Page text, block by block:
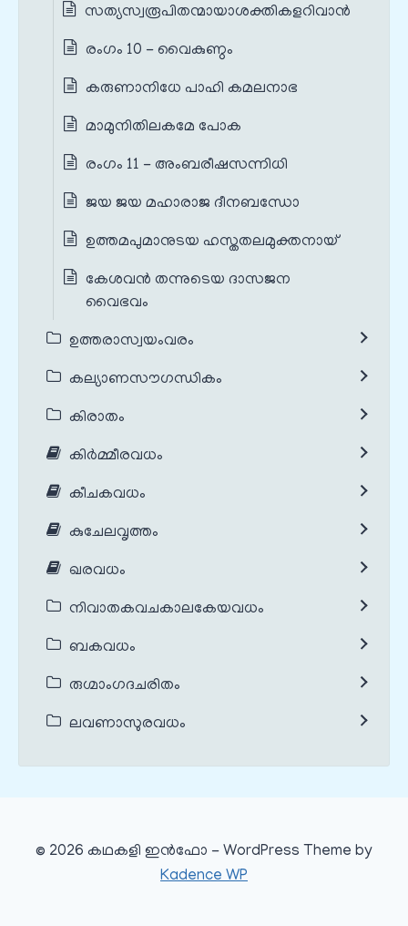
സത്യസ്വരൂപിതന്മായാശക്തികളറിവാൻ
രംഗം 10 - വൈകുണ്ഠം
കരുണാനിധേ പാഹി കമലനാഭ
മാമുനിതിലകമേ പോക
രംഗം 11 - അംബരീഷസന്നിധി
ജയ ജയ മഹാരാജ ദീനബന്ധോ
ഉത്തമപുമാനുടയ ഹസ്തതലമുക്തനായ്
കേശവൻ‌ തന്നുടെയ ദാസജന
വൈഭവം
ഉത്തരാസ്വയംവരം
കല്യാണസൗഗന്ധികം
കിരാതം
കിർമ്മീരവധം
കീചകവധം
കുചേലവൃത്തം
ഖരവധം
നിവാതകവചകാലകേയവധം
ബകവധം
രുഗ്മാംഗദചരിതം
ലവണാസുരവധം
© 2026 കഥകളി ഇൻഫോ - WordPress Theme by
Kadence WP